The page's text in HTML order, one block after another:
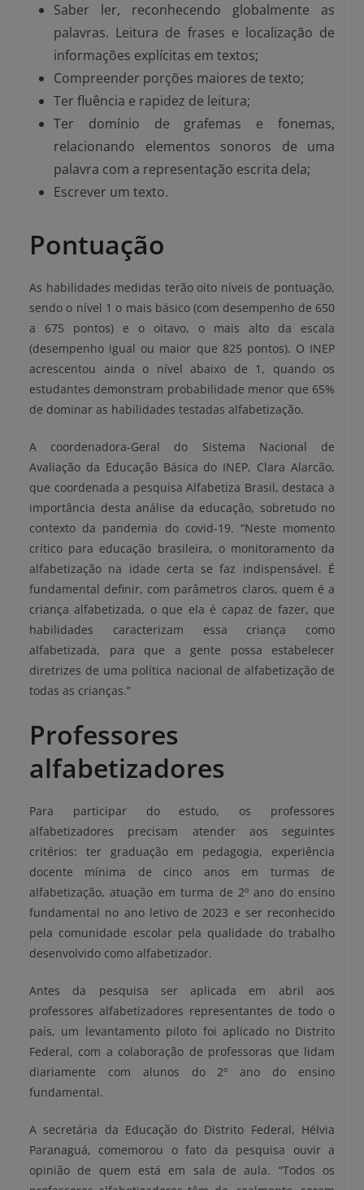
Saber ler, reconhecendo globalmente as
palavras. Leitura de frases e localização de
informações explícitas em textos;
Compreender porções maiores de texto;
Ter fluência e rapidez de leitura;
Ter domínio de grafemas e fonemas,
relacionando elementos sonoros de uma
palavra com a representação escrita dela;
Escrever um texto.
Pontuação
As habilidades medidas terão oito níveis de pontuação,
sendo o nível 1 o mais básico (com desempenho de 650
a 675 pontos) e o oitavo, o mais alto da escala
(desempenho igual ou maior que 825 pontos). O INEP
acrescentou ainda o nível abaixo de 1, quando os
estudantes demonstram probabilidade menor que 65%
de dominar as habilidades testadas alfabetização.
A coordenadora-Geral do Sistema Nacional de
Avaliação da Educação Básica do INEP, Clara Alarcão,
que coordenada a pesquisa Alfabetiza Brasil, destaca a
importância desta análise da educação, sobretudo no
contexto da pandemia do covid-19. “Neste momento
crítico para educação brasileira, o monitoramento da
alfabetização na idade certa se faz indispensável. É
fundamental definir, com parâmetros claros, quem é a
criança alfabetizada, o que ela é capaz de fazer, que
habilidades caracterizam essa criança como
alfabetizada, para que a gente possa estabelecer
diretrizes de uma política nacional de alfabetização de
todas as crianças.”
Professores
alfabetizadores
Para participar do estudo, os professores
alfabetizadores precisam atender aos seguintes
critérios: tergraduação em pedagogia, experiência
docente mínima de cinco anos em turmas de
alfabetização, atuação em turma de 2º ano do ensino
fundamental no ano letivo de 2023 e ser reconhecido
pela comunidade escolar pela qualidade do trabalho
desenvolvido como alfabetizador.
Antes da pesquisa ser aplicada em abril aos
professores alfabetizadores representantes de todo o
país, um levantamento piloto foi aplicado no Distrito
Federal, com a colaboração de professoras que lidam
diariamente com alunos do 2º ano do ensino
fundamental.
A secretária da Educação do Distrito Federal, Hélvia
Paranaguá, comemorou o fato da pesquisa ouvir a
opinião de quem está em sala de aula. “Todos os